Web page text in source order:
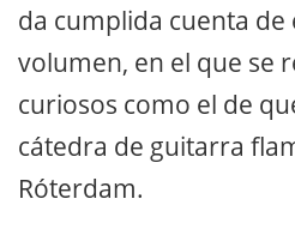
da cumplida cuenta de
volumen, en el que se
curiosos como el de
cátedra de guitarra
Róterdam.